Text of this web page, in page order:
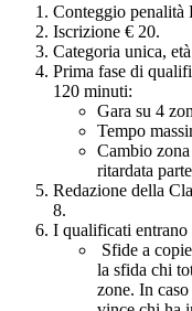
Conteggio penalità
Iscrizione € 20.
Categoria unica,
Prima fase di
120 minuti:
Gara su 4
Tempo
Cambio
ritardata
Redazione della
8.
I qualificati entrano
Sfide a
la sfida chi
zone. In